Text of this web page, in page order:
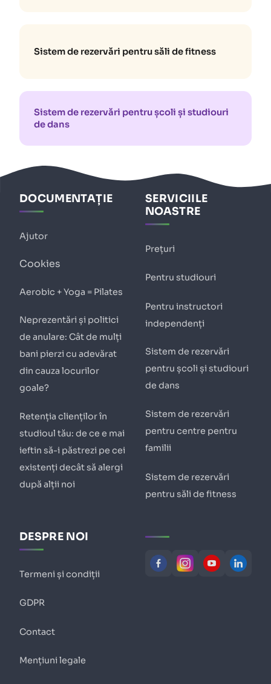
Sistem de rezervări pentru săli de fitness
Sistem de rezervări pentru școli și studiouri
de dans
DOCUMENTAȚIE
Ajutor
Cookies
Aerobic + Yoga = Pilates
Neprezentări și politici
de anulare: Cât de mulți
bani pierzi cu adevărat
din cauza locurilor
goale?
Retenția clienților în
studioul tău: de ce e mai
ieftin să-i păstrezi pe cei
existenți decât să alergi
după alții noi
SERVICIILE
NOASTRE
Prețuri
Pentru studiouri
Pentru instructori
independenți
Sistem de rezervări
pentru școli și studiouri
de dans
Sistem de rezervări
pentru centre pentru
familii
Sistem de rezervări
pentru săli de fitness
DESPRE NOI
Termeni și condiții
GDPR
Contact
Mențiuni legale